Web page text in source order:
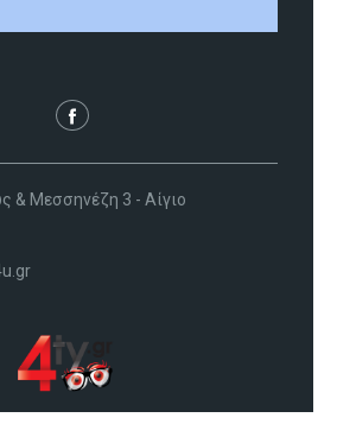
& Μεσσηνέζη 3 - Αίγιο